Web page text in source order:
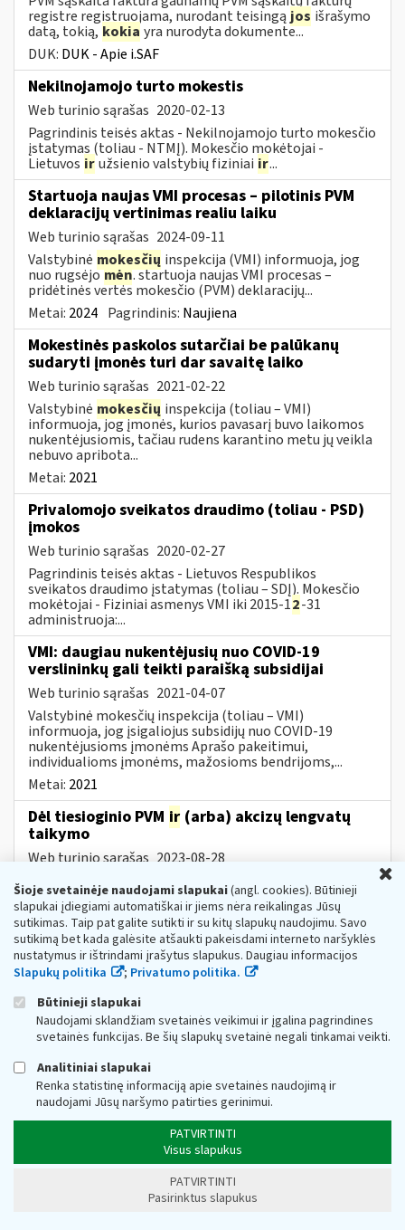
registre registruojama, nurodant teisingą jos išrašymo
datą, tokią, kokia yra nurodyta dokumente...
DUK: DUK - Apie i.SAF
Nekilnojamojo turto mokestis
Web turinio sąrašas 2020-02-13
Pagrindinis teisės aktas - Nekilnojamojo turto mokesčio
įstatymas (toliau - NTMĮ). Mokesčio mokėtojai -
Lietuvos iružsienio valstybių fiziniai ir...
Startuoja naujas VMI procesas – pilotinis PVM
deklaracijų vertinimas realiu laiku
Web turinio sąrašas 2024-09-11
Valstybinė mokesčių inspekcija (VMI) informuoja, jog
nuo rugsėjomėn. startuoja naujas VMI procesas –
pridėtinės vertės mokesčio (PVM) deklaracijų...
Metai: 2024 Pagrindinis: Naujiena
Mokestinės paskolos sutarčiai be palūkanų
sudaryti įmonės turi dar savaitę laiko
Web turinio sąrašas 2021-02-22
Valstybinė mokesčių inspekcija (toliau – VMI)
informuoja, jog įmonės, kurios pavasarį buvo laikomos
nukentėjusiomis, tačiau rudens karantino metu jų veikla
nebuvo apribota...
Metai: 2021
Privalomojo sveikatos draudimo (toliau - PSD)
įmokos
Web turinio sąrašas 2020-02-27
Pagrindinis teisės aktas - Lietuvos Respublikos
sveikatos draudimo įstatymas (toliau – SDĮ). Mokesčio
mokėtojai - Fiziniai asmenys VMI iki 2015-12-31
administruoja:...
VMI: daugiau nukentėjusių nuo COVID-19
verslininkų gali teikti paraišką subsidijai
Web turinio sąrašas 2021-04-07
Valstybinė mokesčių inspekcija (toliau – VMI)
informuoja, jog įsigaliojus subsidijų nuo COVID-19
nukentėjusioms įmonėms Aprašo pakeitimui,
individualioms įmonėms, mažosioms bendrijoms,...
Metai: 2021
Dėl tiesioginio PVM ir (arba) akcizų lengvatų
taikymo
Web turinio sąrašas 2023-08-28
1. Teisės aktai, reglamentuojantys tiesioginio taikymo
PVMir(arba) akcizų lengvatas. • Pridėtinės vertės
mokesčioirakcizų taikymo prekėms...
DUK Dėl priemonės „subsidijos įmonėms,
veikiančioms itin paveiktuose sektoriuose“
Web turinio sąrašas
2022-11-16
1.Koks teisės aktas reglamentuoja subsidijų skyrimą
įmonėms? Subsidijų įmonėms, veikiančioms itin
paveiktuose sektoriuose, lėšų skyrimoir
Dėl Lietuvos Respublikos akcizų įstatymo
pakeitimo nuo 2023 m. vasario 13 d.
Web turinio sąrašas 2023-02-10
Informuojame, kad, vadovaujantis Lietuvos Respublikos
akcizų įstatymo (toliau − AĮ) pakeitimu Nr. XIV-777[1],
nuo 2023 m. vasario 13 d. įsigalioja šie AĮ pakeitimai:
nustatoma, kad akcizais...
Šioje svetainėje naudojami slapukai(angl. cookies). Būtinieji
slapukai įdiegiami automatiškai ir jiems nėra reikalingas Jūsų
sutikimas. Taip pat galite sutikti ir su kitų slapukų naudojimu. Savo
sutikimą bet kada galėsite atšaukti pakeisdami interneto naršyklės
nustatymus ir ištrindami įrašytus slapukus. Daugiau informacijos
Slapukų politika
; Privatumo politika.
Būtinieji slapukai
Naudojami sklandžiam svetainės veikimui ir įgalina pagrindines
svetainės funkcijas. Be šių slapukų svetainė negali tinkamai veikti.
Analitiniai slapukai
Renka statistinę informaciją apie svetainės naudojimą ir
naudojami Jūsų naršymo patirties gerinimui.
PATVIRTINTI
Visus slapukus
PATVIRTINTI
Pasirinktus slapukus